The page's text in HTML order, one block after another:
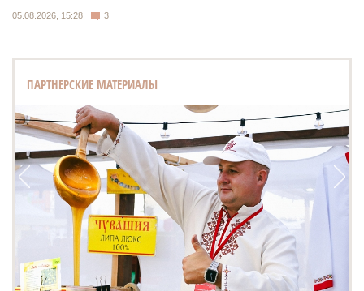
05.08.2026, 15:28 3
ПАРТНЕРСКИЕ МАТЕРИАЛЫ